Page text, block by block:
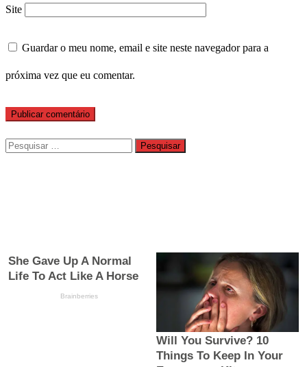
Site
Guardar o meu nome, email e site neste navegador para a
próxima vez que eu comentar.
Pesquisar
por: